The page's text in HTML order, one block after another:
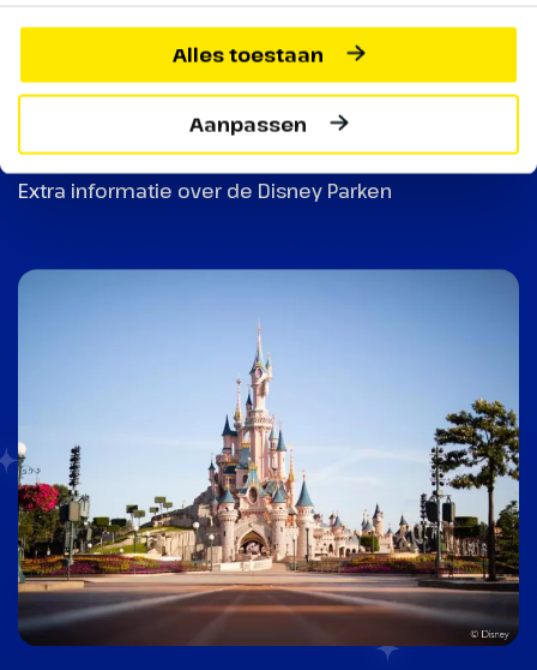
Alles toestaan
Aanpassen
Ontdek waar de magie
van Disney tot leven
komt
Extra informatie over de Disney Parken